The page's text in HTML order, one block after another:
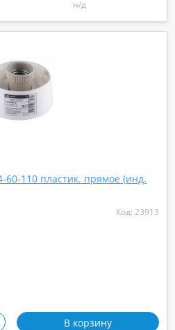
н/д
110 пластик. прямое (инд.
Код: 23913
В корзину